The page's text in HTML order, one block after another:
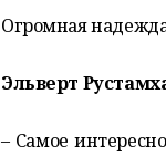
Огромная
Эльверт
– Самое